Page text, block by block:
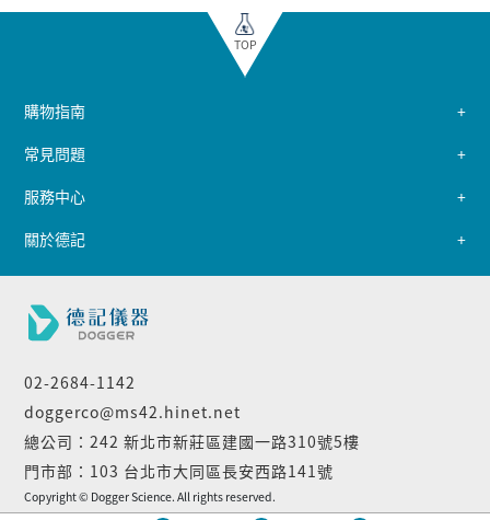
TOP
02-2684-1142
doggerco@ms42.hinet.net
總公司：242 新北市新莊區建國一路310號5樓
門市部：103 台北市大同區長安西路141號
購物指南
常見問題
服務中心
關於德記
Copyright © Dogger Science. All rights reserved.